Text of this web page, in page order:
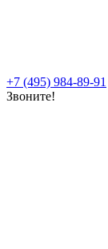
+7 (495) 984-89-91
Звоните!